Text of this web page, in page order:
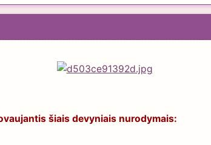
šiais devyniais nurodymais: